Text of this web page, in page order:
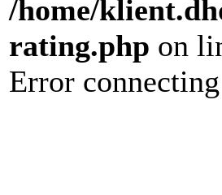
/home/
rating.php on
Error